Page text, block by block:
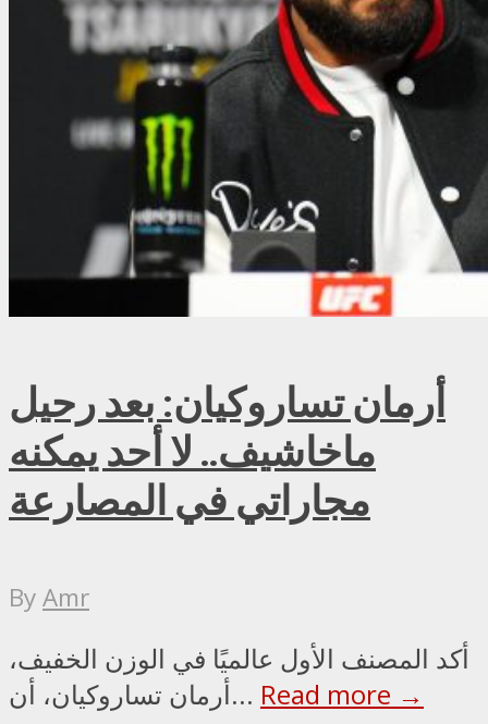
أرمان تساروكيان: بعد رحيل
ماخاشيف.. لا أحد يمكنه
مجاراتي في المصارعة
ByAmr
أكد المصنف الأول عالميًا في الوزن الخفيف،
أرمان تساروكيان، أن... Read more →